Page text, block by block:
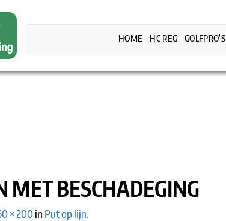
HOME HC REG GOLFPRO’S
MET BESCHADEGING
× 200in Put op lijn.